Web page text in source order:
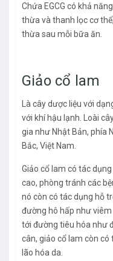
Chứa EGCG có khả
thừa và thanh lọc cơ
thừa sau mỗi bữa ăn.
Giảo cổ lam
Là cây dược liệu với
với khí hậu lạnh. Loài
gia như Nhật Bản, phía
Bắc, Việt Nam.
Giảo cổ lam có tác
cao, phòng tránh các
nó còn có tác dụng hỗ
đường hô hấp như viêm
tới đường tiêu hóa như
cân, giảo cổ lam còn
lão hóa da.